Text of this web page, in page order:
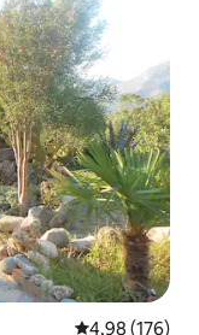
Classificação
4,98 (176)